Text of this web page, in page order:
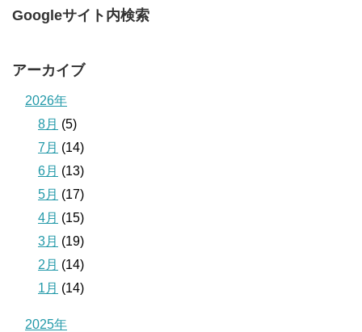
Googleサイト内検索
アーカイブ
2026年
8月 (5)
7月 (14)
6月 (13)
5月 (17)
4月 (15)
3月 (19)
2月 (14)
1月 (14)
2025年